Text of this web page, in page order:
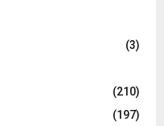
(3)
(210)
(197)